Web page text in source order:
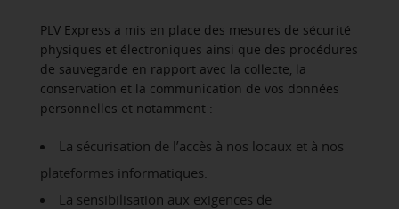
PLV Express a mis en place des mesures de sécurité
physiques et électroniques ainsi que des procédures
de sauvegarde en rapport avec la collecte, la
conservation et la communication de vos données
personnelles et notamment :
La sécurisation de l’accès à nos locaux et à nos
plateformes informatiques.
La sensibilisation aux exigences de